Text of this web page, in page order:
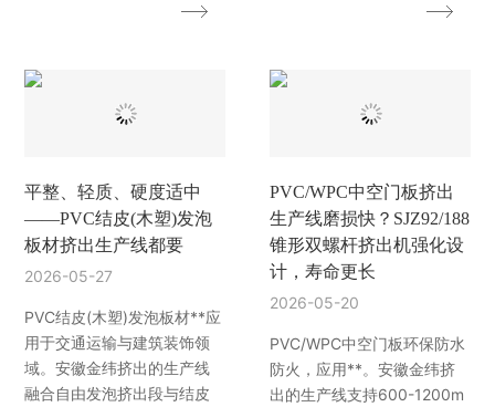
平整、轻质、硬度适中
——PVC结皮(木塑)发泡
板材挤出生产线都要
2026-05-27
PVC结皮(木塑)发泡板材**应
用于交通运输与建筑装饰领
域。安徽金纬挤出的生产线
融合自由发泡挤出段与结皮
PVC/WPC中空门板挤出
生产线磨损快？SJZ92/188
锥形双螺杆挤出机强化设
计，寿命更长
2026-05-20
PVC/WPC中空门板环保防水
防火，应用**。安徽金纬挤
出的生产线支持600-1200m